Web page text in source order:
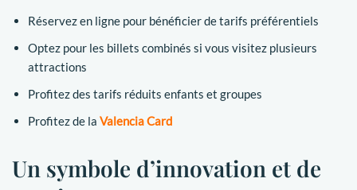
Réservez en ligne pour bénéficier de tarifs préférentiels
Optez pour les billets combinés si vous visitez plusieurs
attractions
Profitez des tarifs réduits enfants et groupes
Profitez de la ValenciaCard
Un symbole d’innovation et de